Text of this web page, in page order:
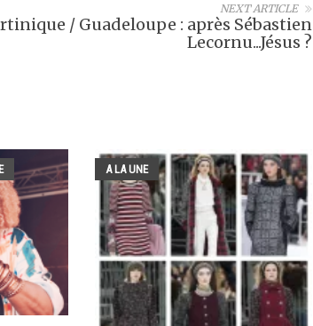
NEXT ARTICLE
/ Guadeloupe : après Sébastien
Lecornu...Jésus ?
A LA UNE